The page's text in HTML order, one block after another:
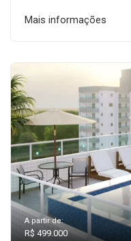
Mais informações
A partir de:
R$ 499.000